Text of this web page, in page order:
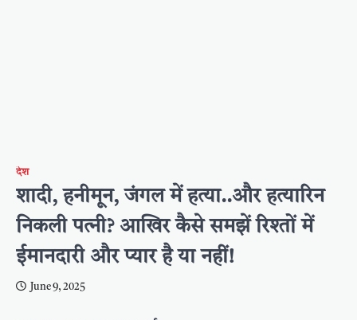
देश
शादी, हनीमून, जंगल में हत्‍या..और हत्‍यारिन
निकली पत्‍नी? आखिर कैसे समझें रिश्तों में
ईमानदारी और प्‍यार है या नहीं!
June 9, 2025